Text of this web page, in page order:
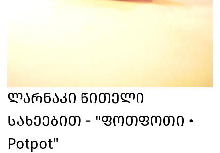
Ლარნაკი Წითელი
Სახეებით - "ფოთფოთი •
Potpot"